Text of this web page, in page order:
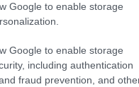
Google to enable storage
Google to enable storage
including authentication
fraud prevention, and